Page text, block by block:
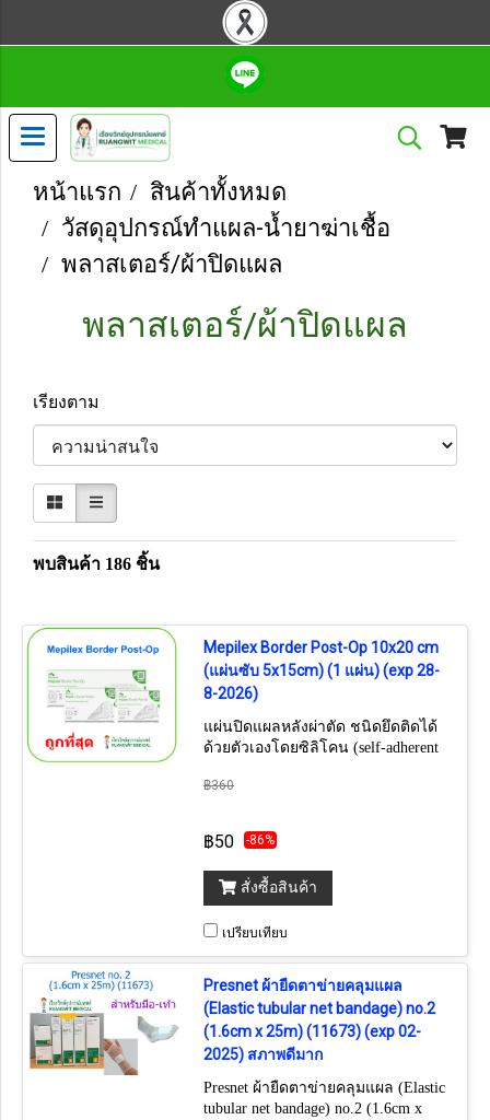
หน้าแรก
สินค้าทั้งหมด
วัสดุอุปกรณ์ทำแผล-น้ำยาฆ่าเชื้อ
พลาสเตอร์/ผ้าปิดแผล
พลาสเตอร์/ผ้าปิดแผล
เรียงตาม
พบสินค้า 186 ชิ้น
Mepilex Border Post-Op 10x20 cm
(แผ่นซับ 5x15cm) (1 แผ่น) (exp 28-
8-2026)
แผ่นปิดแผลหลังผ่าตัด ชนิดยึดติดได้
ด้วยตัวเองโดยซิลิโคน (self-adherent
ถ้าต้องการยกกล่อง กดเลือก 10 ชิ้น
฿360
฿50 -86%
สั่งซื้อสินค้า
เปรียบเทียบ
Presnet ผ้ายืดตาข่ายคลุมแผล
(Elastic tubular net bandage) no.2
(1.6cm x 25m) (11673) (exp 02-
2025) สภาพดีมาก
Presnet ผ้ายืดตาข่ายคลุมแผล (Elastic
tubular net bandage) no.2 (1.6cm x